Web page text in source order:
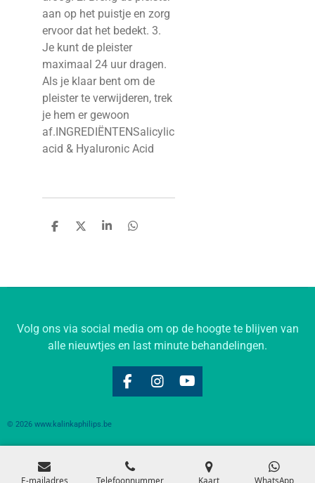
aan op het puistje en zorg
ervoor dat het bedekt. 3.
Je kunt de pleister
maximaal 24 uur dragen.
Als je klaar bent om de
pleister te verwijderen, trek
je hem er gewoon
af.INGREDIËNTENSalicylic
acid & Hyaluronic Acid
D
D
S
D
Volg ons via social media om op de hoogte te blijven van
alle nieuwtjes en last minute behandelingen.
F
a
o
I
n
Y
o
© 2026 www.kalinkaphilips.be
E-mailadres Telefoonnummer Kaart WhatsApp